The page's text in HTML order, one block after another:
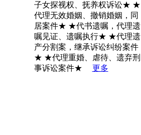
子女探视权、抚养权诉讼★ ★
代理无效婚姻、撤销婚姻，同
居案件★ ★代书遗嘱，代理遗
嘱见证、遗嘱执行★ ★代理遗
产分割案，继承诉讼纠纷案件
★ ★代理重婚、虐待、遗弃刑
事诉讼案件★ 更多